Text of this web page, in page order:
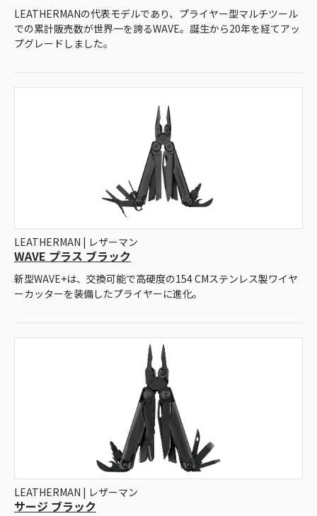
LEATHERMANの代表モデルであり、プライヤー型マルチツール
での累計販売数が世界⼀を誇るWAVE。誕⽣から20年を経てアッ
プグレードしました。
LEATHERMAN | レザーマン
WAVE プラス ブラック
新型WAVE+は、交換可能で⾼硬度の154 CMステンレス製ワイヤ
ーカッターを装備したプライヤーに進化。
LEATHERMAN | レザーマン
サージ ブラック